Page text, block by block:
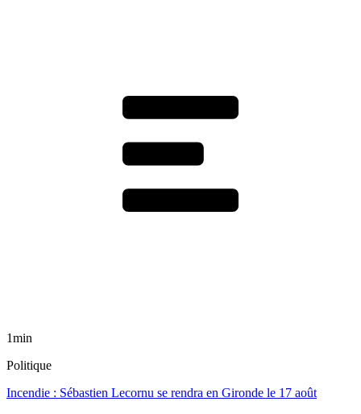
1min
Politique
Incendie : Sébastien Lecornu se rendra en Gironde le 17 août